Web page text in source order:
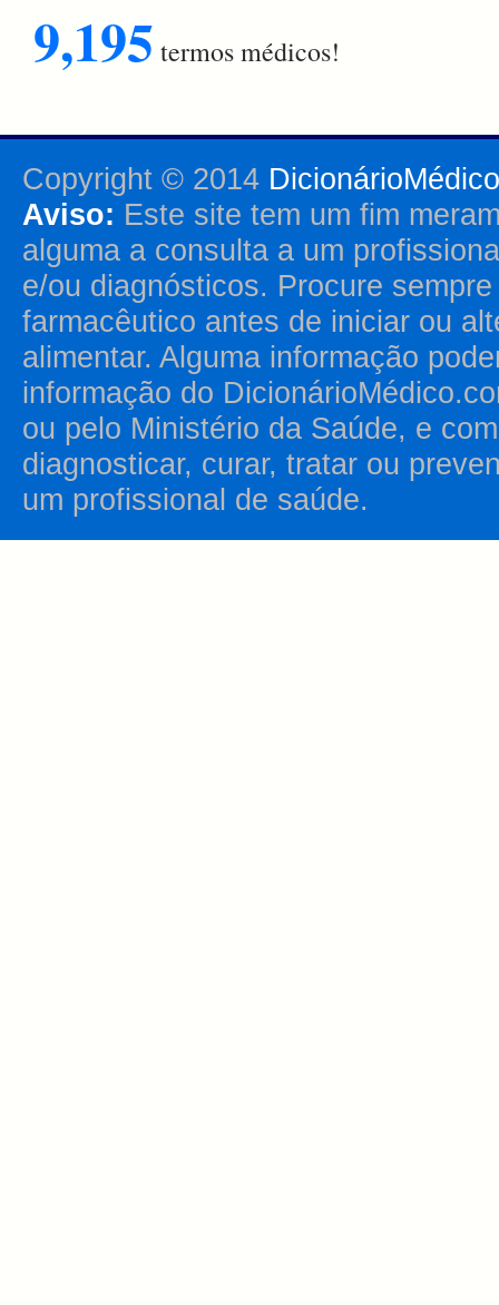
9,195 termos médicos!
Copyright © 2014
Aviso: Este site tem um fim
alguma a consulta a um
e/ou diagnósticos. Procure
farmacêutico antes de iniciar ou
alimentar. Alguma informação
informação do
ou pelo Ministério da Saúde, e
diagnosticar, curar, tratar ou
um profissional de saúde.